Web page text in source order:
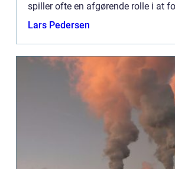
spiller ofte en afgørende rolle i at
visuelle mestervær...
Lars Pedersen